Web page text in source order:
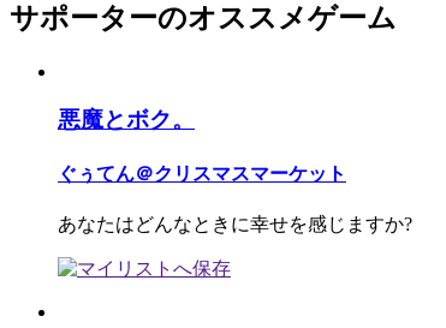
サポーターのオススメゲーム
悪魔とボク。
ぐぅてん＠クリスマスマーケット
あなたはどんなときに幸せを感じますか?